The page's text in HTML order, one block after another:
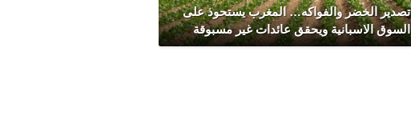
تصدير الخضر والفواكه… المغرب يستحوذ على
السوق الاسبانية ويحقق عائدات غير مسبوقة